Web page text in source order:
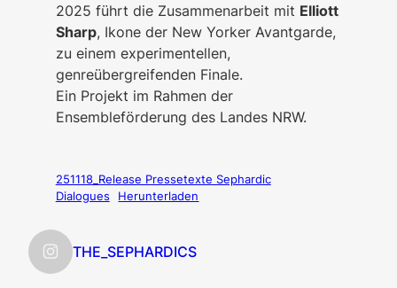
2025 führt die Zusammenarbeit mit Elliott
Sharp, Ikone der New Yorker Avantgarde,
zu einem experimentellen,
genreübergreifenden Finale.
Ein Projekt im Rahmen der
Ensembleförderung des Landes NRW.
251118_Release Pressetexte Sephardic
Dialogues
Herunterladen
THE_SEPHARDICS